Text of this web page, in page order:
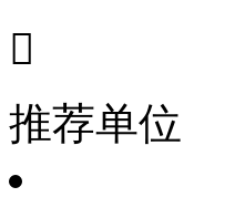

推荐单位